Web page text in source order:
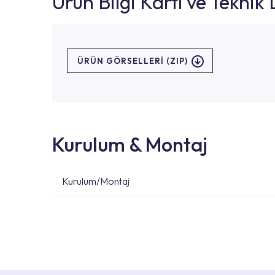
ÜRÜN GÖRSELLERI (ZIP)
Kurulum & Montaj
Kurulum/Montaj